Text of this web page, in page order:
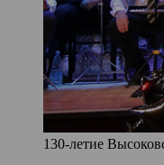
130-летие